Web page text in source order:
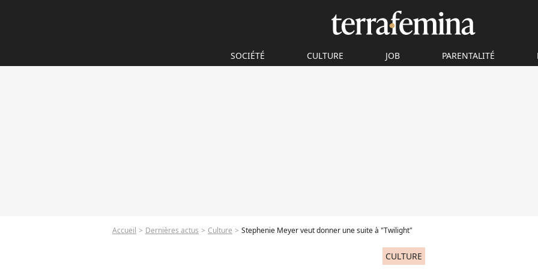
SOCIÉTÉ CULTURE JOB PARENTALITÉ
Accueil Dernières actus Culture Stephenie Meyer veut donner une suite à "Twilight"
CULTURE